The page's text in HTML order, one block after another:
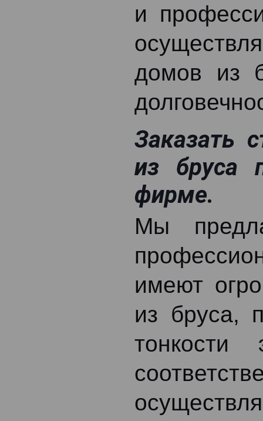
и
домов из
Заказать
из бруса
фирме.
Мы
имеют
из бруса,
тонкости